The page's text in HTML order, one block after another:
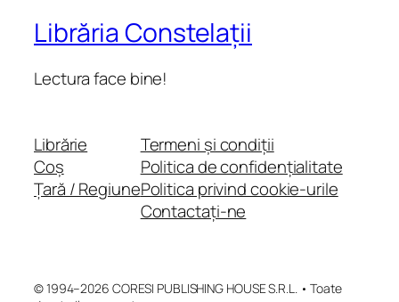
Librăria Constelații
Lectura face bine!
Librărie
Coș
Țară / Regiune
Termeni și condiții
Politica de confidențialitate
Politica privind cookie-urile
Contactați-ne
© 1994–2026 CORESI PUBLISHING HOUSE S.R.L. • Toate